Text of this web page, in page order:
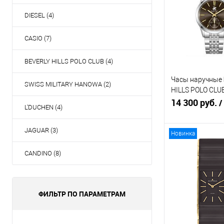
DIESEL (4)
CASIO (7)
BEVERLY HILLS POLO CLUB (4)
SWISS MILITARY HANOWA (2)
L'DUCHEN (4)
JAGUAR (3)
CANDINO (8)
ФИЛЬТР ПО ПАРАМЕТРАМ
В избранное
Часы наручные
HILLS POLO
BP3913X.340
14 300 руб. /
Купить в 1
В избранное
Новинка